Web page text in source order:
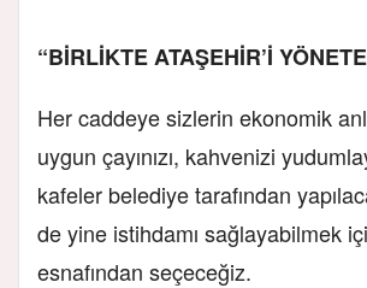
“BİRLİKTE ATAŞEHİR’İ
Her caddeye sizlerin ekonomik
uygun çayınızı, kahvenizi
kafeler belediye tarafından
de yine istihdamı sağlayabilmek
esnafından seçeceğiz.